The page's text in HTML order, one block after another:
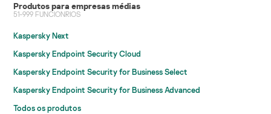
Produtos para empresas médias
51-999 FUNCIONRIOS
Kaspersky Next
Kaspersky Endpoint Security Cloud
Kaspersky Endpoint Security for Business Select
Kaspersky Endpoint Security for Business Advanced
Todos os produtos